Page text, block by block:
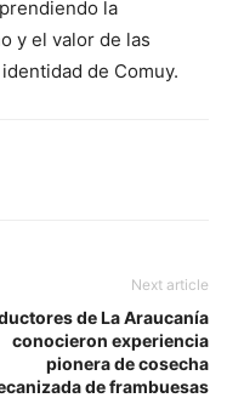
la
y el valor de las
de Comuy.
Next article
de La Araucanía
conocieron experiencia
pionera de cosecha
de frambuesas